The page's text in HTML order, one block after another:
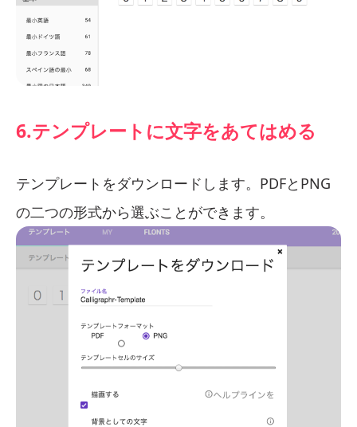
6.テンプレートに文字をあてはめる
テンプレートをダウンロードします。PDFとPNG
の二つの形式から選ぶことができます。